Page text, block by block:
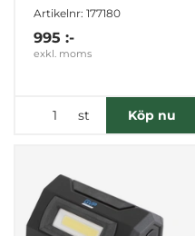
ROTERBAR
Artikelnr: 177180
995 :-
exkl. moms
st Köp nu